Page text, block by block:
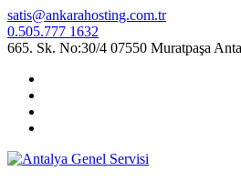
satis@ankarahosting.com.tr
0.505.777 1632
665. Sk. No:30/4 07550 Muratpaşa